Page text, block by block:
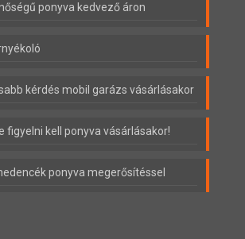
ponyva kedvező áron
kérdés mobil garázs vásárlásakor
figyelni kell ponyva vásárlásakor!
ponyva megerősítéssel